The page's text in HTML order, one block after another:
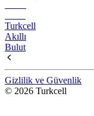
Turkcell
Akıllı
Bulut
Gizlilik ve Güvenlik
© 2026 Turkcell